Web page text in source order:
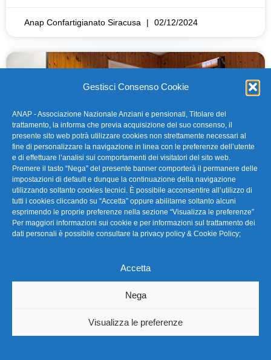
Gestisci Consenso Cookie
ANAP - Associazione Nazionale Anziani e pensionati, Titolare del
trattamento, la informa che previa acquisizione del suo consenso, il
presente sito web potrà utilizzare cookies non strettamente necessari al
fine di personalizzare la navigazione in linea con le preferenze dell’utente
e di effettuare l’analisi sui comportamenti dei visitatori del sito web.
Premere il tasto “Nega” del presente banner comporterà il permanere delle
impostazioni di default e dunque la continuazione della navigazione
utilizzando soltanto cookies tecnici. È possibile acconsentire all’utilizzo di
tutti i cookies cliccando su “Accetta” oppure abilitarne soltanto alcuni
esprimendo le proprie preferenze nella sezione “Visualizza le preferenze”
Per maggiori informazioni sui cookie e per informazioni sul trattamento dei
dati personali è possibile consultare la privacy policy & Cookie Policy;
Accetta
Nega
Visualizza le preferenze
Anap Confartigianato Siracusa 02/12/2024
Prevenzione truffe agli anziani:
consigli per difendersi con ANAP e
Polizia Postale
Anap Confartigianato Grosseto